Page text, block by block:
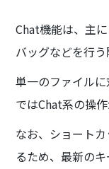
Chat機能は、主
バッグなどを行う
単一のファイル
ではChat系の操作
なお、ショート
るため、最新の